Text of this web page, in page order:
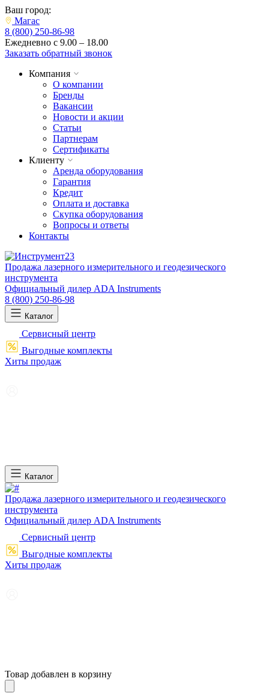
Ваш город:
Магас
8 (800) 250-86-98
Ежедневно с 9.00 – 18.00
Заказать обратный звонок
Компания
О компании
Бренды
Вакансии
Новости и акции
Статьи
Партнерам
Сертификаты
Клиенту
Аренда оборудования
Гарантия
Кредит
Оплата и доставка
Скупка оборудования
Вопросы и ответы
Контакты
Продажа лазерного измерительного и геодезического
инструмента
Официальный дилер ADA Instruments
8 (800) 250-86-98
Каталог
Сервисный центр
Выгодные комплекты
Хиты продаж
Каталог
Продажа лазерного измерительного и геодезического
инструмента
Официальный дилер ADA Instruments
Сервисный центр
Выгодные комплекты
Хиты продаж
Товар добавлен в корзину